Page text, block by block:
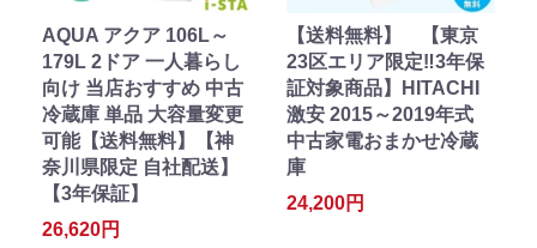
AQUA アクア 106L～
179L 2ドア 一人暮らし
向け 当店おすすめ 中古
冷蔵庫 単品 大容量変更
可能【送料無料】【神
奈川県限定 自社配送】
【3年保証】
26,620円
【送料無料】 【東京
23区エリア限定‼3年保
証対象商品】HITACHI
激安 2015～2019年式
中古家電おまかせ冷蔵
庫
24,200円